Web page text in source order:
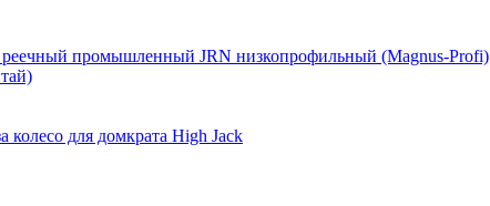
промышленный JRN низкопрофильный (Magnus-Profi)
колесо для домкрата High Jack